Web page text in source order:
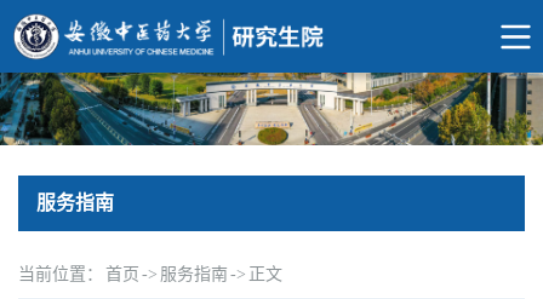
服务指南
当前位置： 首页 -> 服务指南 -> 正文